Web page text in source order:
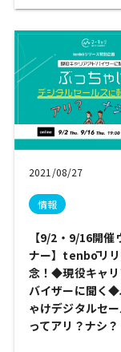
2021/08/27
情報
【9/2・9/16開催
ナー】tenbōリ
念！◆現役キャリ
バイザーに聞く◆
ゃけデジタルセ
ってアリ？ナシ？